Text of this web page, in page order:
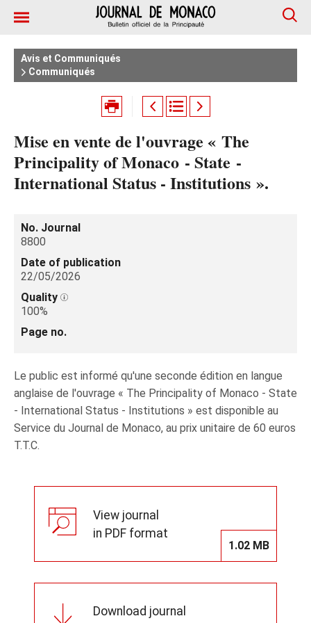
Avis et Communiqués
Communiqués
Mise en vente de l'ouvrage « The
Principality of Monaco - State -
International Status - Institutions ».
No. Journal
8800
Date of publication
22/05/2026
Quality
100%
Page no.
Le public est informé qu'une seconde édition en langue
anglaise de l'ouvrage « The Principality of Monaco - State
- International Status - Institutions » est disponible au
Service du Journal de Monaco, au prix unitaire de 60 euros
T.T.C.
View journal
in PDF format
1.02 MB
Download journal